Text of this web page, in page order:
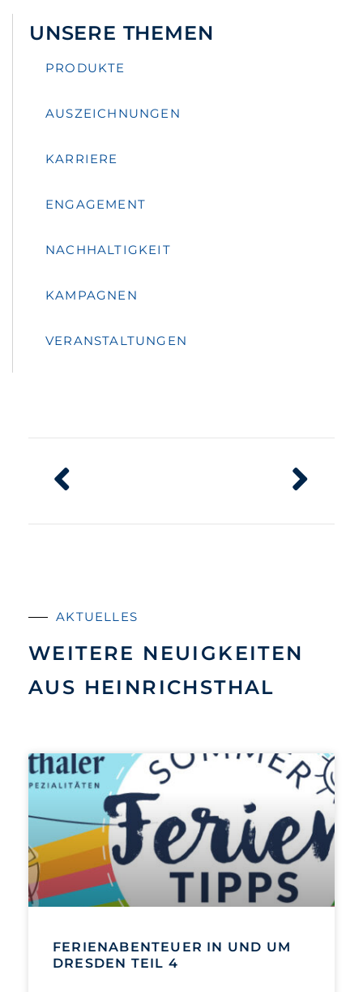
UNSERE THEMEN
PRODUKTE
AUSZEICHNUNGEN
KARRIERE
ENGAGEMENT
NACHHALTIGKEIT
KAMPAGNEN
VERANSTALTUNGEN
AKTUELLES
WEITERE NEUIGKEITEN
AUS HEINRICHSTHAL
FERIENABENTEUER IN UND UM
DRESDEN TEIL 4